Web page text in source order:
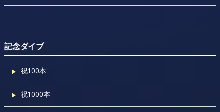
記念ダイブ
祝100本
祝1000本